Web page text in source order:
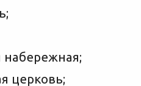
набережная;
церковь;